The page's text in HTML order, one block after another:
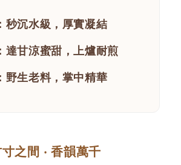
秒沉水級，厚實凝結
達甘涼蜜甜，上爐耐煎
野生老料，掌中精華
之間 ‧ 香韻萬千